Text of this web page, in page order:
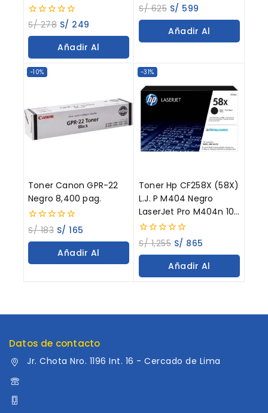
0
out
of
S/278 S/ 249
Añadir Al
0
out
of
S/625 S/ 599
Añadir Al
-10%
Toner Canon GPR-22
Negro 8,400 pag.
0
out
of
S/183 S/ 165
Añadir Al
-31%
Toner Hp CF258X (58X)
L.J. P M404 Negro
LaserJet Pro M404n 10K
Paginas
0
out
of
S/1,255 S/ 865
Añadir Al
Datos de contacto
Jr. Chota Nro. 1196 Int. 16 - Cercado de Lima